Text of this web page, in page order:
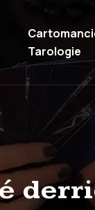
Tarologie